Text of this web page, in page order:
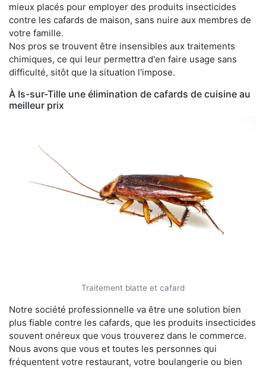
mieux placés pour employer des produits insecticides
contre les cafards de maison, sans nuire aux membres de
votre famille.
Nos pros se trouvent être insensibles aux traitements
chimiques, ce qui leur permettra d'en faire usage sans
difficulté, sitôt que la situation l'impose.
À Is-sur-Tille une élimination de cafards de cuisine au
meilleur prix
Traitement blatte et cafard
Notre société professionnelle va être une solution bien
plus fiable contre les cafards, que les produits insecticides
souvent onéreux que vous trouverez dans le commerce.
Nous avons que vous et toutes les personnes qui
fréquentent votre restaurant, votre boulangerie ou bien